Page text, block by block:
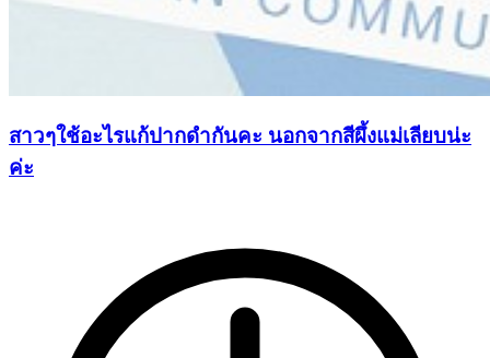
สาวๆใช้อะไรแก้ปากดำกันคะ นอกจากสีผึ้งแม่เลียบน่ะ
ค่ะ